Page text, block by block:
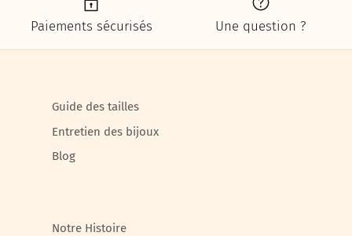
Paiements sécurisés Une question ?
Guide des tailles
Entretien des bijoux
Blog
Notre Histoire